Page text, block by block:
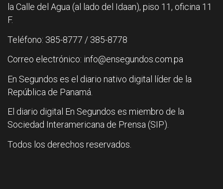
la Calle del Agua (al lado del Idaan), piso 11, oficina 11
F.
Teléfono: 385-8777 / 385-8778
Correo electrónico: info@ensegundos.com.pa
En Segundos es el diario nativo digital líder de la
República de Panamá.
El diario digital En Segundos es miembro de la
Sociedad Interamericana de Prensa (SIP).
Todos los derechos reservados.